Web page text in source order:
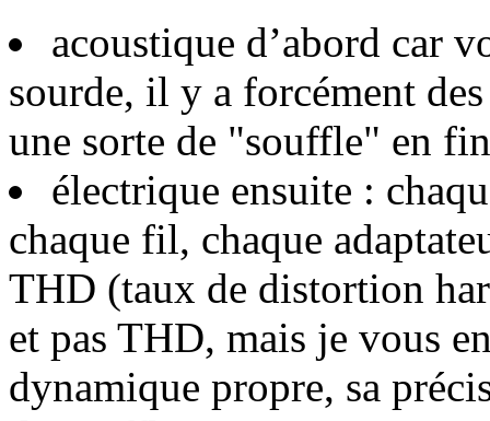
acoustique d’abord car
sourde, il y a forcément
une sorte de "souffle" en
électrique ensuite :
chaque fil, chaque
THD (taux de distortion
et pas THD, mais je vous
dynamique propre, sa